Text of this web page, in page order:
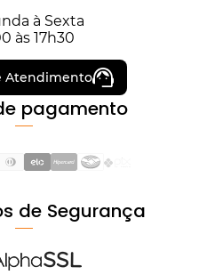
à Sexta
às 17h30
Atendimento
pagamento
de Segurança